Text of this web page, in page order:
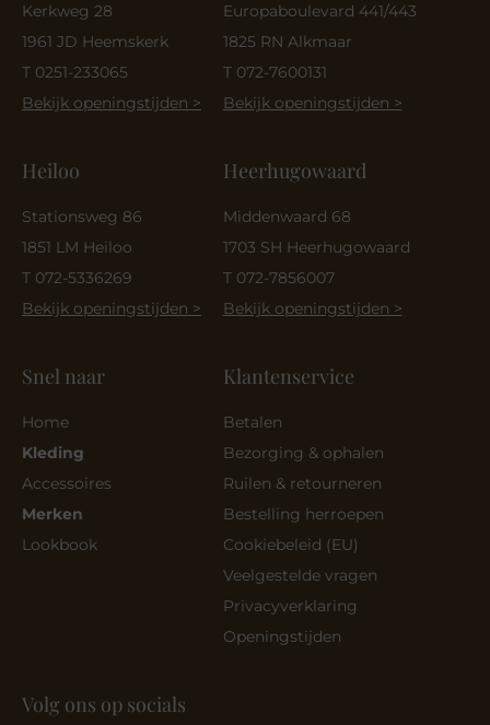
Kerkweg 28
1961 JD Heemskerk
T 0251-233065
Bekijk openingstijden >
Heiloo
Stationsweg 86
1851 LM Heiloo
T 072-5336269
Bekijk openingstijden >
Europaboulevard 441/443
1825 RN Alkmaar
T 072-7600131
Bekijk openingstijden >
Heerhugowaard
Middenwaard 68
1703 SH Heerhugowaard
T 072-7856007
Bekijk openingstijden >
Snel naar
Home
Kleding
Accessoires
Merken
Lookbook
Klantenservice
Betalen
Bezorging & ophalen
Ruilen & retourneren
Bestelling herroepen
Cookiebeleid (EU)
Veelgestelde vragen
Privacyverklaring
Openingstijden
Volg ons op socials